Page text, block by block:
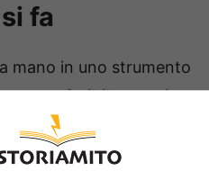
fa
mano in uno strumento
preferibilmente in
soluzione di acqua calda